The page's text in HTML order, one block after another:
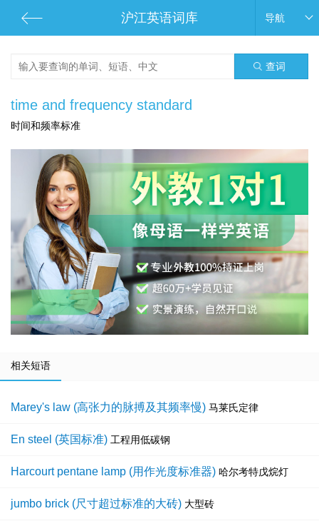
沪江英语词库 导航
查词
time and frequency standard
时间和频率标准
相关短语
Marey's law (高张力的脉搏及其频率慢) 马莱氏定律
En steel (英国标准) 工程用低碳钢
Harcourt pentane lamp (用作光度标准器) 哈尔考特戊烷灯
jumbo brick (尺寸超过标准的大砖) 大型砖